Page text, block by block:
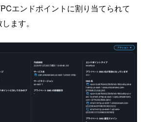
エンドポイントに割り当てられて
ます。